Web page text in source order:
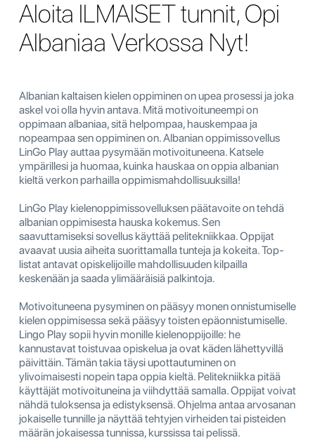
Aloita ILMAISET tunnit, Opi
Albaniaa Verkossa Nyt!
Albanian kaltaisen kielen oppiminen on upea prosessi ja joka
askel voi olla hyvin antava. Mitä motivoituneempi on
oppimaan albaniaa, sitä helpompaa, hauskempaa ja
nopeampaa sen oppiminen on. Albanian oppimissovellus
LinGo Play auttaa pysymään motivoituneena. Katsele
ympärillesi ja huomaa, kuinka hauskaa on oppia albanian
kieltä verkon parhailla oppimismahdollisuuksilla!
LinGo Play kielenoppimissovelluksen päätavoite on tehdä
albanian oppimisesta hauska kokemus. Sen
saavuttamiseksi sovellus käyttää pelitekniikkaa. Oppijat
avaavat uusia aiheita suorittamalla tunteja ja kokeita. Top-
listat antavat opiskelijoille mahdollisuuden kilpailla
keskenään ja saada ylimääräisiä palkintoja.
Motivoituneena pysyminen on pääsyy monen onnistumiselle
kielen oppimisessa sekä pääsyy toisten epäonnistumiselle.
Lingo Play sopii hyvin monille kielenoppijoille: he
kannustavat toistuvaa opiskelua ja ovat käden lähettyvillä
päivittäin. Tämän takia täysi upottautuminen on
ylivoimaisesti nopein tapa oppia kieltä. Pelitekniikka pitää
käyttäjät motivoituneina ja viihdyttää samalla. Oppijat voivat
nähdä tuloksensa ja edistyksensä. Ohjelma antaa arvosanan
jokaiselle tunnille ja näyttää tehtyjen virheiden tai pisteiden
määrän jokaisessa tunnissa, kurssissa tai pelissä.